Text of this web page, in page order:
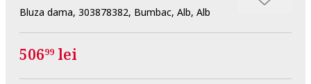
Bluza dama, 303878382, Bumbac, Alb, Alb
50699 lei